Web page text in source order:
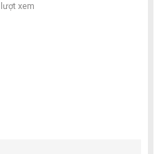
lượt xem